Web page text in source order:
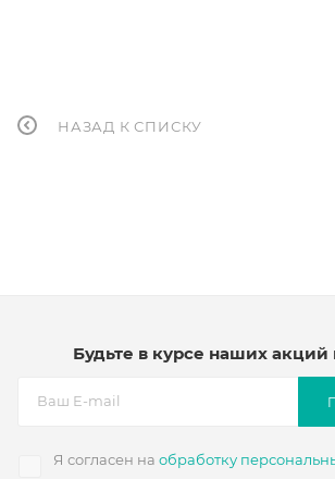
НАЗАД К СПИСКУ
Будьте в курсе наших акций
Я согласен на обработку